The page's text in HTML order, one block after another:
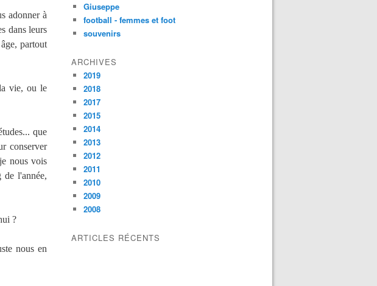
adonner à
dans leurs
partout
vie, ou le
que
conserver
nous vois
l'année,
?
nous en
Giuseppe
football - femmes et foot
souvenirs
ARCHIVES
2019
2018
2017
2015
2014
2013
2012
2011
2010
2009
2008
ARTICLES RÉCENTS